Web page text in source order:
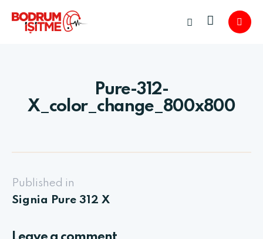
Pure-312-
X_color_change_800x800
Published in
Signia Pure 312 X